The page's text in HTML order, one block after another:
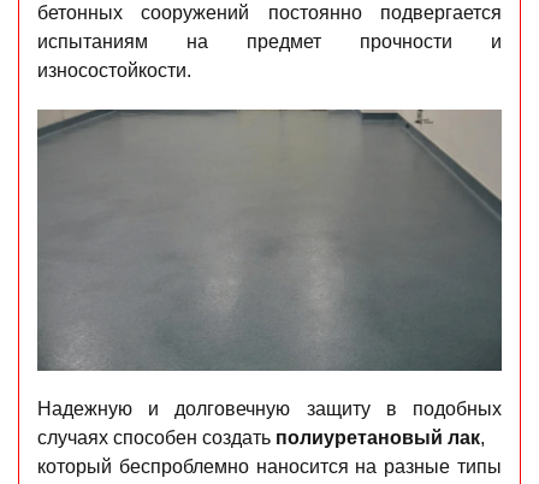
бетонных сооружений постоянно подвергается
испытаниям на предмет прочности и
износостойкости.
Надежную и долговечную защиту в подобных
случаях способен создать полиуретановый лак,
который беспроблемно наносится на разные типы